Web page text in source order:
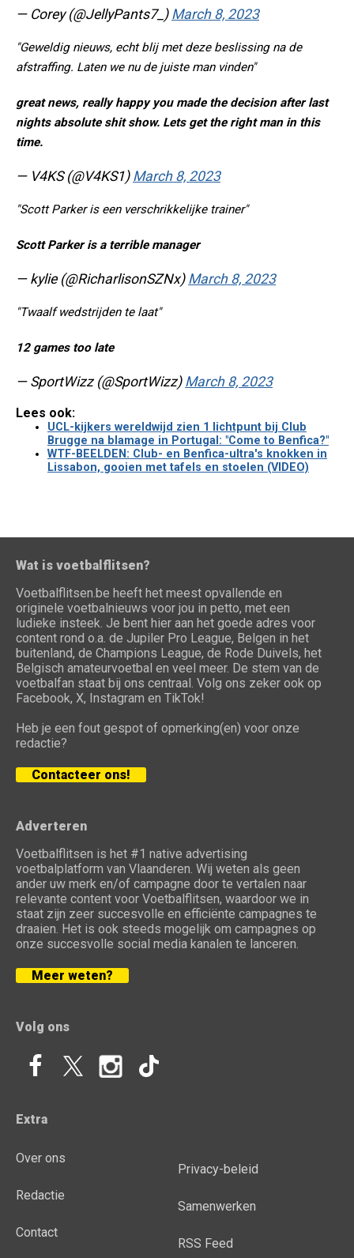
— Corey (@JellyPants7_) March 8, 2023
"Geweldig nieuws, echt blij met deze beslissing na de
afstraffing. Laten we nu de juiste man vinden"
great news, really happy you made the decision after last
nights absolute shit show. Lets get the right man in this
time.
— V4KS (@V4KS1) March 8, 2023
"Scott Parker is een verschrikkelijke trainer"
Scott Parker is a terrible manager
— kylie (@RicharlisonSZNx) March 8, 2023
"Twaalf wedstrijden te laat"
12 games too late
— SportWizz (@SportWizz) March 8, 2023
Lees ook:
UCL-kijkers wereldwijd zien 1 lichtpunt bij Club
Brugge na blamage in Portugal: "Come to Benfica?"
WTF-BEELDEN: Club- en Benfica-ultra's knokken in
Lissabon, gooien met tafels en stoelen (VIDEO)
Wat is voetbalflitsen?
Voetbalflitsen.be heeft het meest opvallende en
originele voetbalnieuws voor jou in petto, met een
ludieke insteek. Je bent hier aan het goede adres voor
content rond o.a. de Jupiler Pro League, Belgen in het
buitenland, de Champions League, de Rode Duivels, het
Belgisch amateurvoetbal en veel meer. De stem van de
voetbalfan staat bij ons centraal. Volg ons zeker ook op
Facebook, X, Instagram en TikTok!
Heb je een fout gespot of opmerking(en) voor onze
redactie?
Contacteer ons!
Adverteren
Voetbalflitsen is het #1 native advertising
voetbalplatform van Vlaanderen. Wij weten als geen
ander uw merk en/of campagne door te vertalen naar
relevante content voor Voetbalflitsen, waardoor we in
staat zijn zeer succesvolle en efficiënte campagnes te
draaien. Het is ook steeds mogelijk om campagnes op
onze succesvolle social media kanalen te lanceren.
Meer weten?
Volg ons
Extra
Over ons
Redactie
Contact
Privacy-beleid
Samenwerken
RSS Feed